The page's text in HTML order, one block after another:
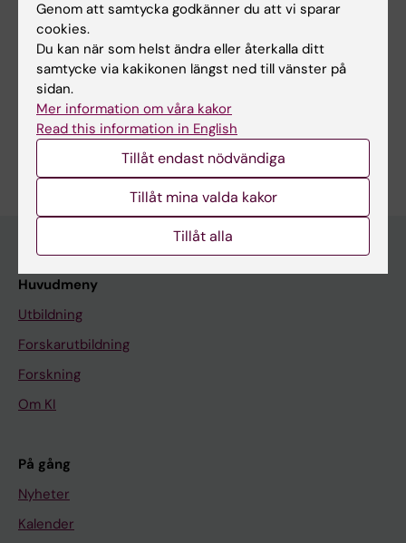
Kodiparthi SV; Kellaris G; White HG; Powell AT;
Correia SP; Stödberg T; Sofokleous C;
Marinakis NM; Fryssira H; Tsoutsou E; Traeger-
Synodinos J; Accogli A; Sciruicchio V;
Salpietro V; Striano P; Muss C; Keren B; Heron
D; Berger SI; Pond KW; Sirimulla S; Davis EE;
Bhattacharya MR
Alla författare
Forskningsområden:
Medicinsk genetik och genomik
Är du Sandrina Da Costa Correia?
Redigera din profil
Huvudmeny
Utbildning
Forskarutbildning
Forskning
Om KI
På gång
Nyheter
Kalender
Genom att samtycka godkänner du att vi sparar
cookies.
Du kan när som helst ändra eller återkalla ditt
samtycke via kakikonen längst ned till vänster på
sidan.
Mer information om våra kakor
Read this information in English
Tillåt endast nödvändiga
Tillåt mina valda kakor
Tillåt alla